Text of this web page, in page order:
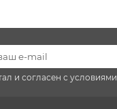
и согласен с условиями